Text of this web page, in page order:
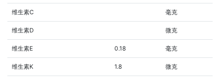
维生素C 毫克
维生素D 微克
维生素E 0.18 毫克
维生素K 1.8 微克